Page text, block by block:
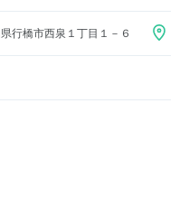
行橋市西泉１丁目１－６